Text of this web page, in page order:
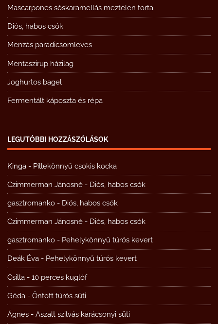
Mascarpones sóskaramellás meztelen torta
Diós, habos csók
Menzás paradicsomleves
Mentaszirup házilag
Joghurtos bagel
Fermentált káposzta és répa
LEGUTÓBBI HOZZÁSZÓLÁSOK
Kinga - Pillekönnyű csokis kocka
Czimmerman Jánosné - Diós, habos csók
gasztromanko - Diós, habos csók
Czimmerman Jánosné - Diós, habos csók
gasztromanko - Pehelykönnyű túrós kevert
Deák Éva - Pehelykönnyű túrós kevert
Csilla - 10 perces kuglóf
Géda - Öntött túrós süti
Ágnes - Aszalt szilvás karácsonyi süti